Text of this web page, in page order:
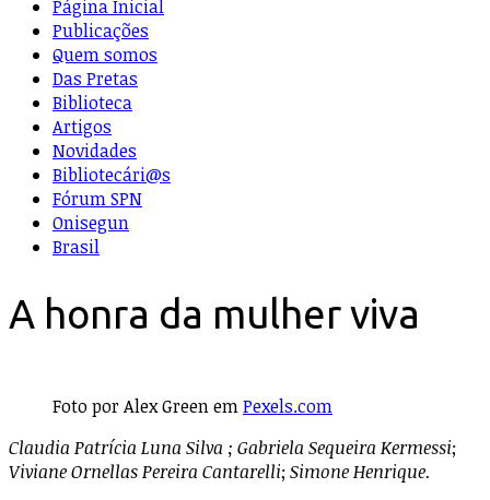
Página Inicial
Publicações
Quem somos
Das Pretas
Biblioteca
Artigos
Novidades
Bibliotecári@s
Fórum SPN
Onisegun
Brasil
A honra da mulher viva
Foto por Alex Green emPexels.com
Claudia Patrícia Luna Silva ; Gabriela Sequeira Kermessi;
Viviane Ornellas Pereira Cantarelli;Simone Henrique.